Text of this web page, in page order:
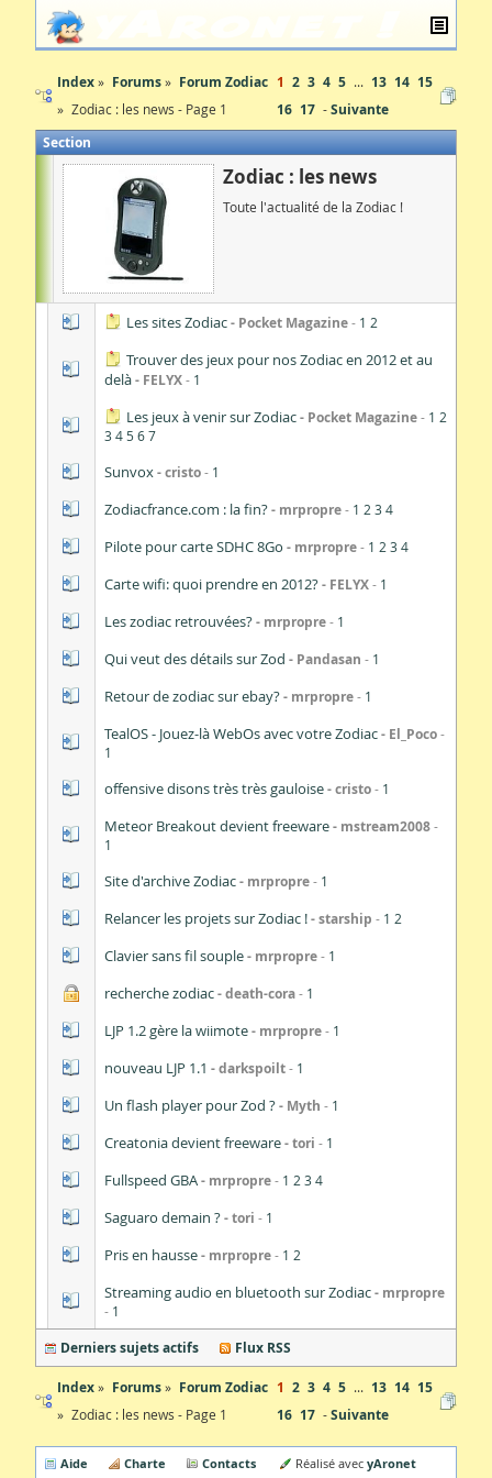
Index Forums Forum Zodiac
Zodiac : les news - Page 1
1 2 3 4 5 ... 13 14 15
16 17
Suivante
Section
Zodiac : les news
Toute l'actualité de la Zodiac !
Les sites Zodiac Pocket Magazine 1 2
Trouver des jeux pour nos Zodiac en 2012 et au
delà
FELYX 1
Les jeux à venir sur Zodiac Pocket Magazine 1 2
34567
Sunvox cristo 1
Zodiacfrance.com : la fin? mrpropre 1 234
Pilote pour carte SDHC 8Go mrpropre 1 234
Carte wifi: quoi prendre en 2012? FELYX 1
Les zodiac retrouvées? mrpropre 1
Qui veut des détails sur Zod Pandasan 1
Retour de zodiac sur ebay? mrpropre 1
TealOS - Jouez-là WebOs avec votre Zodiac El_Poco
1
offensive disons très très gauloise cristo 1
Meteor Breakout devient freeware mstream2008
1
Site d'archive Zodiac mrpropre 1
Relancer les projets sur Zodiac ! starship 1 2
Clavier sans fil souple mrpropre 1
recherche zodiac death-cora 1
LJP 1.2 gère la wiimote mrpropre 1
nouveau LJP 1.1 darkspoilt 1
Un flash player pour Zod ? Myth 1
Creatonia devient freeware tori 1
Fullspeed GBA mrpropre 1 234
Saguaro demain ? tori 1
Pris en hausse mrpropre 1 2
Streaming audio en bluetooth sur Zodiac mrpropre
1
Derniers sujets actifs Flux RSS
Index Forums Forum Zodiac
Zodiac : les news - Page 1
1 2 3 4 5 ... 13 14 15
16 17 Suivante
Aide Charte Contacts Réalisé avecyAronet